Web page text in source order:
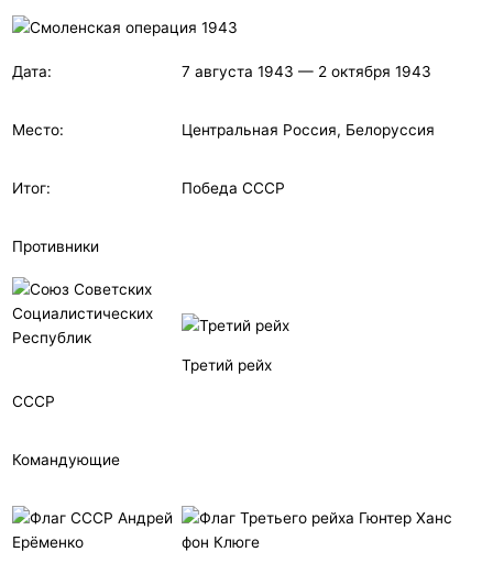
Дата: 7 августа 1943 — 2 октября 1943
Место: Центральная Россия, Белоруссия
Итог: Победа СССР
Противники
СССР
Третий рейх
Командующие
Андрей
Ерёменко
Гюнтер Ханс
фон Клюге